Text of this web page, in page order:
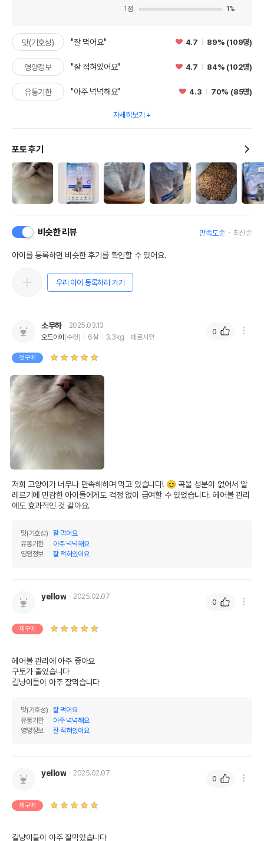
1 점 1 %
맛(기호성) "잘 먹어요" 4.7 89% (109명)
영양정보 "잘 적혀있어요" 4.7 84% (102명)
유통기한 "아주 넉넉해요" 4.3 70% (85명)
자세히보기
포토 후기
비슷한 리뷰 만족도순 최신순
아이를 등록하면 비슷한 후기를 확인할 수 있어요.
우리 아이 등록하러 가기
소무하
2025.03.13
오드아이 (수컷) 6살 3.3kg 페르시안
첫구매
저희 고양이가 너무나 만족해하며 먹고 있습니다! 😊 곡물 성분이 없어서 알
레르기에 민감한 아이들에게도 걱정 없이 급여할 수 있었습니다. 헤어볼 관리
에도 효과적인 것 같아요.
맛(기호성)
잘 먹어요
유통기한
아주 넉넉해요
영양정보
잘 적혀있어요
0
yellow 2025.02.07
재구매
헤어볼 관리에 아주 좋아요
구토가 줄었습니다
길냥이들이 아주 잘먹습니다
맛(기호성)
잘 먹어요
유통기한
아주 넉넉해요
영양정보
잘 적혀있어요
0
yellow 2025.02.07
재구매
길냥이들이 아주 잘먹었습니다
0